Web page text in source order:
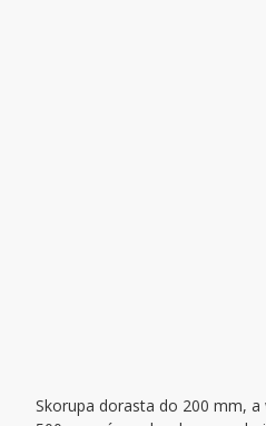
Skorupa dorasta do 200 mm, a